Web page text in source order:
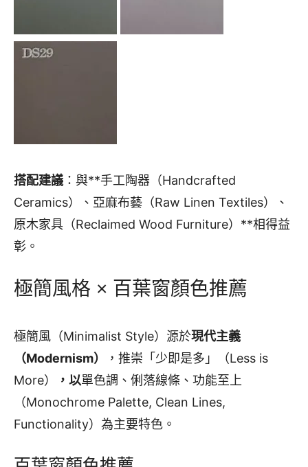
搭配建議 ：與**手工陶器（Handcrafted
Ceramics）、亞麻布藝（Raw Linen Textiles）、
原木家具（Reclaimed Wood Furniture）**相得益
彰。
極簡風格 × 百葉窗顏色推薦
極簡風（Minimalist Style）源於現代主義
（Modernism）
，推崇「少即是多」（Less is
More）
，以單色調、俐落線條、功能至上
（Monochrome Palette, Clean Lines,
Functionality）為主要特色。